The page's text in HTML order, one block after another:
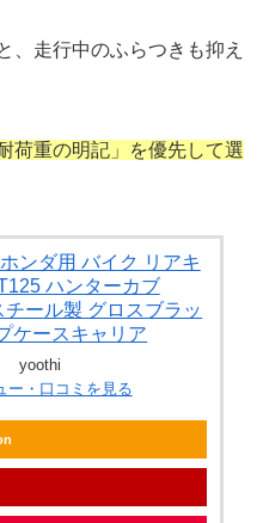
、走行中のふらつきも抑え
荷重の明記」を優先して選
ンダ用 バイク リアキ
ハンターカブ
ール製 グロスブラッ
ケースキャリア
yoothi
ー・口コミを見る